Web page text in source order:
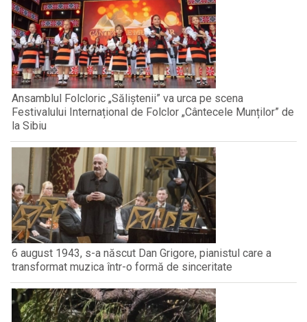
Ansamblul Folcloric „Săliștenii” va urca pe scena
Festivalului Internațional de Folclor „Cântecele Munților” de
la Sibiu
6 august 1943, s-a născut Dan Grigore, pianistul care a
transformat muzica într-o formă de sinceritate